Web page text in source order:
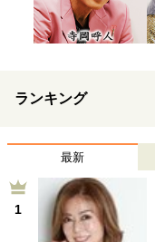
ランキング
最新
1